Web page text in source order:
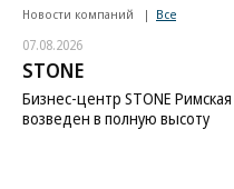
Новости компаний Все
07.08.2026
STONE
Бизнес-центр STONE Римская
возведен в полную высоту